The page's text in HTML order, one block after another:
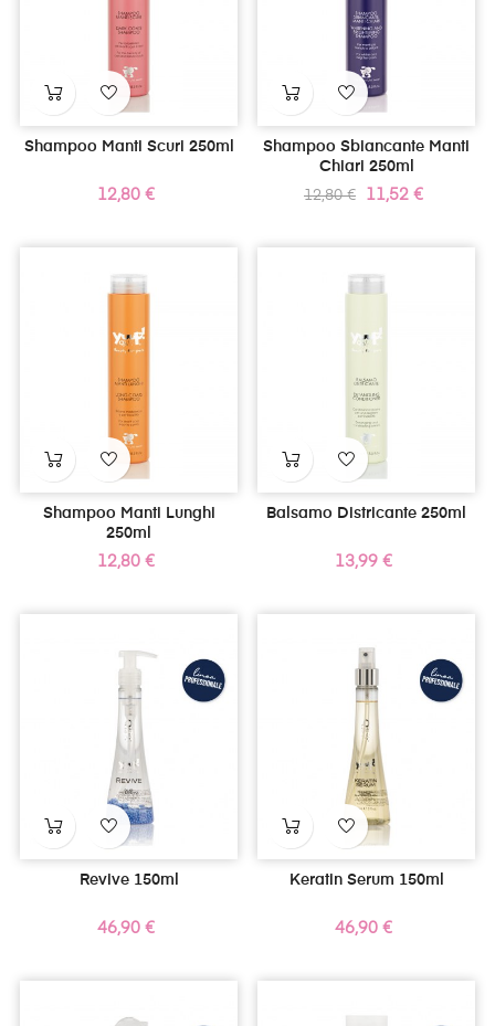
Shampoo Manti Scuri 250ml
Prezzo
12,80 €
Shampoo Sbiancante Manti
Chiari 250ml
Prezzo
12,80 € Prezzo
11,52 €
Shampoo Manti Lunghi
250ml
Prezzo
12,80 €
Balsamo Districante 250ml
Prezzo
13,99 €
Revive 150ml
Prezzo
46,90 €
Keratin Serum 150ml
Prezzo
46,90 €